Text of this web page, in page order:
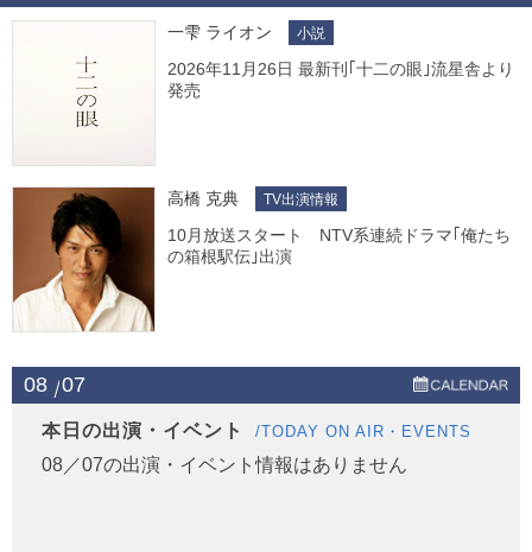
一雫 ライオン 小説
2026年11月26日 最新刊｢十二の眼｣流星舎より
発売
高橋 克典 TV出演情報
10月放送スタート NTV系連続ドラマ｢俺たち
の箱根駅伝｣出演
08 07
本日の出演・イベント /TODAY ON AIR・EVENTS
08／07の出演・イベント情報はありません